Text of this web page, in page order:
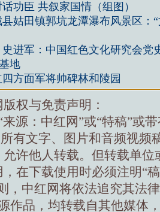
功臣 共叙家国情（组图）
姑田镇郭坑龙潭瀑布风景区：
进军：中国红色文化研究会党
地
方面军将帅碑林和陵园
权与免责声明：
源：中红网”或“特稿”或
有文字、图片和音频视频
允许他人转载。但转载单位
在下载使用时必须注明“
，中红网将依法追究其法
作品，均转载自其他媒体